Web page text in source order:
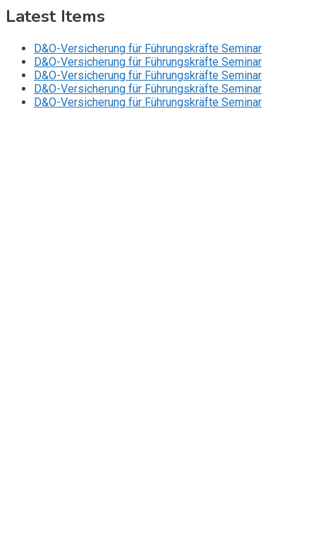
Latest Items
D&O-Versicherung für Führungskräfte Seminar
D&O-Versicherung für Führungskräfte Seminar
D&O-Versicherung für Führungskräfte Seminar
D&O-Versicherung für Führungskräfte Seminar
D&O-Versicherung für Führungskräfte Seminar